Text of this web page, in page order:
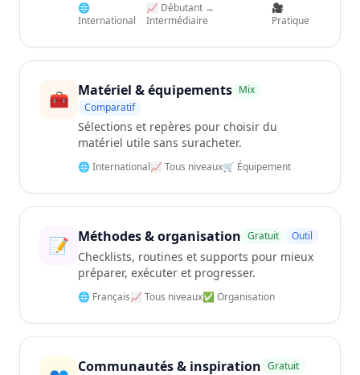
🌐
International
📈 Débutant →
Intermédiaire
🎥
Pratique
🧰 Matériel & équipements Mix
Comparatif
Sélections et repères pour choisir du
matériel utile sans suracheter.
🌐 International📈 Tous niveaux🛒 Équipement
📝 Méthodes & organisation Gratuit Outil
Checklists, routines et supports pour mieux
préparer, exécuter et progresser.
🌐 Français📈 Tous niveaux✅ Organisation
Communautés & inspiration Gratuit